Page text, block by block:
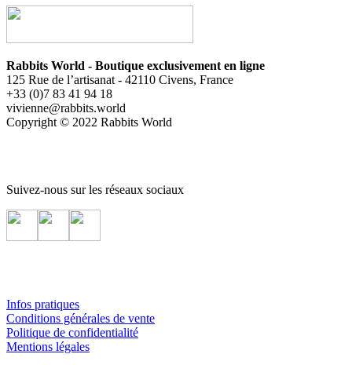
Rabbits World - Boutique exclusivement en ligne
125 Rue de l’artisanat - 42110 Civens, France
+33 (0)7 83 41 94 18
vivienne@rabbits.world
Copyright © 2022 Rabbits World
Suivez-nous sur les réseaux sociaux
Infos pratiques
Conditions générales de vente
Politique de confidentialité
Mentions légales